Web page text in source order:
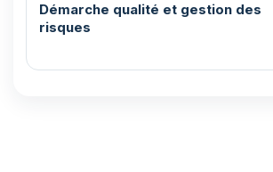
Démarche qualité et gestion des
risques